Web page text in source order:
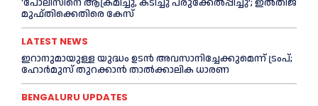
മുഫ്തിക്കെതിരെ കേസ്
LATEST NEWS
ഇറാനുമായുള്ള യുദ്ധം ഉടൻ അവസാനിച്ചേക്കുമെന്ന് ട്രംപ്;
ഹോർമുസ് തുറക്കാൻ താൽക്കാലിക ധാരണ
BENGALURU UPDATES